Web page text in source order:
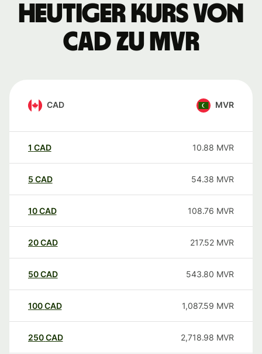
Heutiger Kurs von
CAD zu MVR
CAD MVR
1 CAD 10.88 MVR
5 CAD 54.38 MVR
10CAD 108.76 MVR
20CAD 217.52 MVR
50CAD 543.80 MVR
100CAD 1,087.59 MVR
250CAD 2,718.98 MVR